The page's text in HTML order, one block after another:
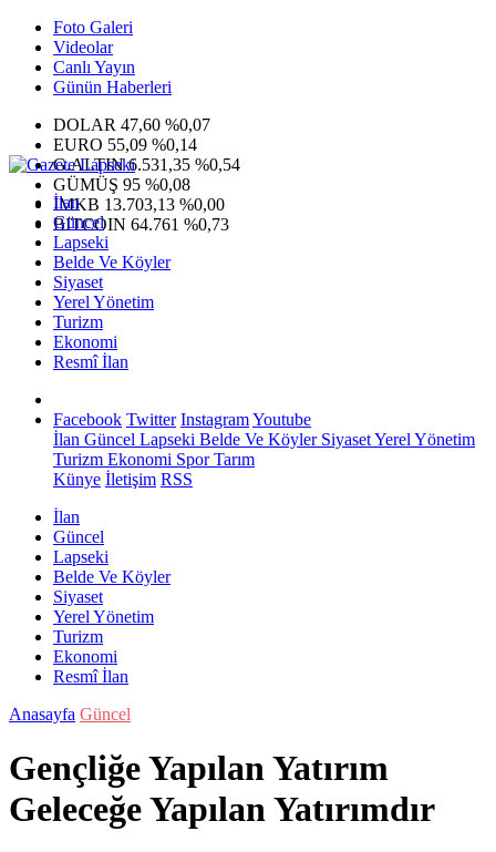
Foto Galeri
Videolar
Canlı Yayın
Günün Haberleri
DOLAR 47,60 %0,07
EURO 55,09 %0,14
G.ALTIN6.531,35 %0,54
GÜMÜŞ 95 %0,08
IMKB 13.703,13 %0,00
BITCOIN 64.761 %0,73
İlan
Güncel
Lapseki
Belde Ve Köyler
Siyaset
Yerel Yönetim
Turizm
Ekonomi
Resmî İlan
Facebook Twitter InstagramYoutube
İlan Güncel Lapseki Belde Ve KöylerSiyasetYerel Yönetim
Turizm Ekonomi SporTarım
Künye İletişim RSS
İlan
Güncel
Lapseki
Belde Ve Köyler
Siyaset
Yerel Yönetim
Turizm
Ekonomi
Resmî İlan
Anasayfa Güncel
Gençliğe Yapılan Yatırım
Geleceğe Yapılan Yatırımdır